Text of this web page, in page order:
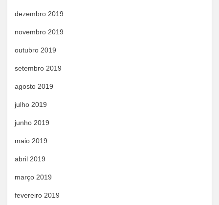
dezembro 2019
novembro 2019
outubro 2019
setembro 2019
agosto 2019
julho 2019
junho 2019
maio 2019
abril 2019
março 2019
fevereiro 2019